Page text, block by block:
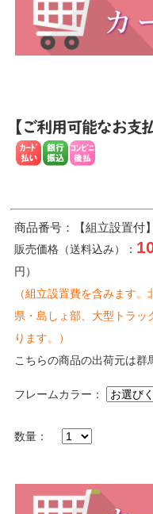
商品番号：【組立設置付
販売価格（送料込み）：
円）
（組立設置費を含みます
県・島しょ部、大型トラッ
ります。）
こちらの商品の出荷元は群
フレームカラー：
数量：